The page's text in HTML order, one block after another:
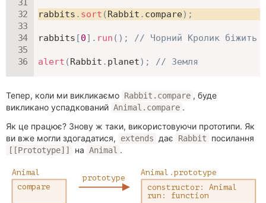
rabbits . sort ( Rabbit . compare) ;
rabbits [0] . run ( ) ; // Чорний Кролик біжить
alert ( Rabbit . planet) ; // Земля
Тепер, коли ми викликаємо Rabbit.compare , буде
викликано успадкований Animal.compare .
Як це працює? Знову ж таки, використовуючи прототипи. Як
ви вже могли здогадатися,
extends дає Rabbit посилання
[[Prototype]] на Animal .